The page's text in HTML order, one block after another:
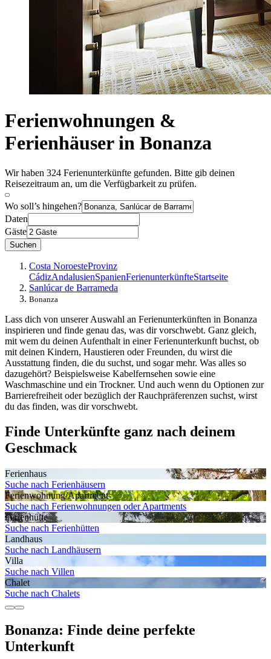
Ferienwohnungen &
Ferienhäuser in Bonanza
Wir haben 324 Ferienunterkünfte gefunden. Bitte gib deinen
Reisezeitraum an, um die Verfügbarkeit zu prüfen.
Wo soll’s hingehen?
Daten
Gäste
Suchen
Costa NoroesteProvinz
CádizAndalusienSpanienFerienunterkünfteStartseite
Sanlúcar de Barrameda
Bonanza
Lass dich von unserer Auswahl an Ferienunterkünften in Bonanza
inspirieren und finde genau das, was dir vorschwebt. Ganz gleich,
mit wem du deinen Aufenthalt in einer Ferienunterkunft buchst, ob
mit deinen Kindern, Haustieren oder Freunden, du wirst die
Ausstattung finden, die du suchst, und sogar mehr. Was alles so
dazugehört? Beispielsweise Kabelfernsehen sowie eine
Waschmaschine und ein Trockner. Und auch wenn du Optionen zur
Barrierefreiheit oder bezüglich der Rauchpräferenzen suchst, wirst
du das finden, was dir vorschwebt.
Finde Unterkünfte ganz nach deinem
Geschmack
Ferienhaus
Suche nach Ferienhäusern
Ferienwohnung/Apartment
Suche nach Ferienwohnungen oder Apartments
Ferienhütte
Suche nach Ferienhütten
Landhaus
Suche nach Landhäusern
Villa
Suche nach Villen
Chalet
Suche nach Chalets
Bonanza: Finde deine perfekte
Unterkunft